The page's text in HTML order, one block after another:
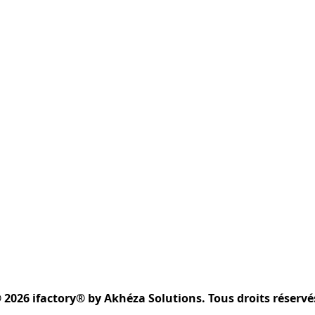
2026 ifactory® by Akhéza Solutions. Tous droits